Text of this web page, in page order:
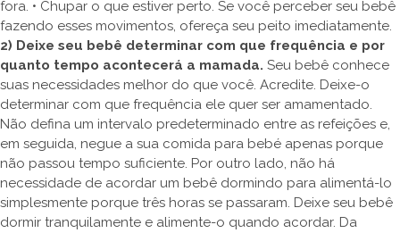
fora. • Chupar o que estiver perto. Se você perceber seu bebê
fazendo esses movimentos, ofereça seu peito imediatamente.
2) Deixe seu bebê determinar com que frequência e por
quanto tempo acontecerá a mamada. Seu bebê conhece
suas necessidades melhor do que você. Acredite. Deixe-o
determinar com que frequência ele quer ser amamentado.
Não defina um intervalo predeterminado entre as refeições e,
em seguida, negue a sua comida para bebé apenas porque
não passou tempo suficiente. Por outro lado, não há
necessidade de acordar um bebê dormindo para alimentá-lo
simplesmente porque três horas se passaram. Deixe seu bebê
dormir tranquilamente e alimente-o quando acordar. Da